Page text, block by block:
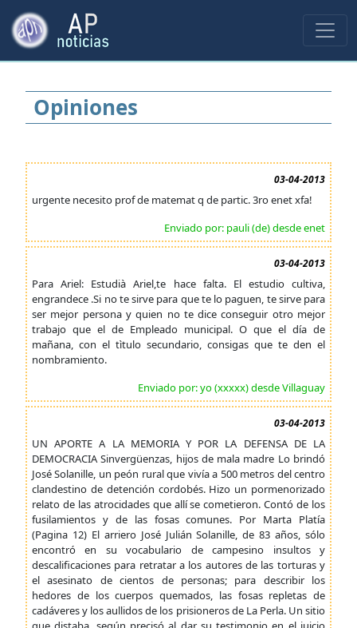
Opiniones
03-04-2013
urgente necesito prof de matemat q de partic. 3ro enet xfa!
Enviado por: pauli (de) desde enet
03-04-2013
Para Ariel: Estudià Ariel,te hace falta. El estudio cultiva,
engrandece .Si no te sirve para que te lo paguen, te sirve para
ser mejor persona y quien no te dice conseguir otro mejor
trabajo que el de Empleado municipal. O que el día de
mañana, con el tìtulo secundario, consigas que te den el
nombramiento.
Enviado por: yo (xxxxx) desde Villaguay
03-04-2013
UN APORTE A LA MEMORIA Y POR LA DEFENSA DE LA
DEMOCRACIA Sinvergüenzas, hijos de mala madre Lo brindó
José Solanille, un peón rural que vivía a 500 metros del centro
clandestino de detención cordobés. Hizo un pormenorizado
relato de las atrocidades que allí se cometieron. Contó de los
fusilamientos y de las fosas comunes. Por Marta Platía
(Pagina 12) El arriero José Julián Solanille, de 83 años, sólo
encontró en su vocabulario de campesino insultos y
descalificaciones para retratar a los autores de las torturas y
el asesinato de cientos de personas; para describir los
hedores de los cuerpos quemados, las fosas repletas de
cadáveres y los aullidos de los prisioneros de La Perla. Un sitio